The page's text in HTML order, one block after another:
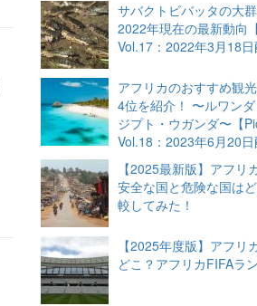
サバクトビバッタの大群
2022年現在の最新動向
Vol.17：2022年3月18日
アフリカのおすすめ観
4位を紹介！ 〜ルワン
ジプト・ウガンダ〜【
Vol.18：2023年6月20日
【2025最新版】アフリ
安全な国と危険な国は
較してみた！
【2025年度版】アフリ
どこ？アフリカFIFAラ